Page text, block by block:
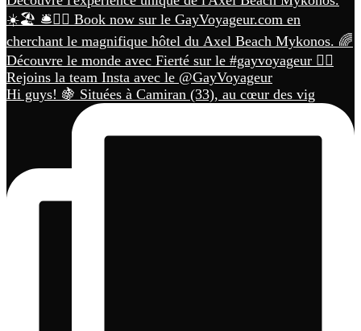
Hi guys! 🍇 Situées à Camiran (33), au cœur des vig